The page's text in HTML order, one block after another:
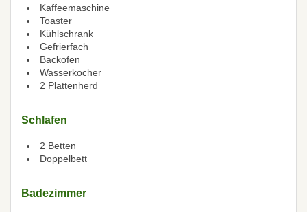
Kaffeemaschine
Toaster
Kühlschrank
Gefrierfach
Backofen
Wasserkocher
2 Plattenherd
Schlafen
2 Betten
Doppelbett
Badezimmer